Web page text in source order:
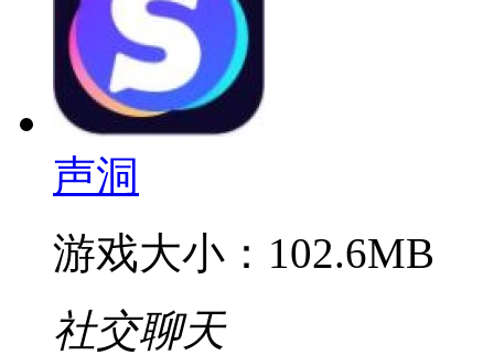
声洞
游戏大小：102.6MB
社交聊天